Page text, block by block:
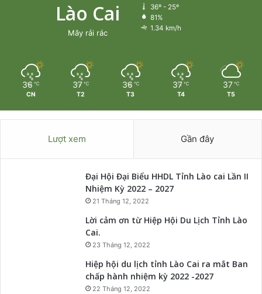
Lào Cai
Mây rải rác
36º - 25º
81%
1.34 km/h
36 ℃
CN
37 ℃
T2
36 ℃
T3
37 ℃
T4
37 ℃
T5
Lượt xem Gần đây
Đại Hội Đại Biểu HHDL Tỉnh Lào cai Lần II
Nhiệm Kỳ 2022 – 2027
21 Tháng 12, 2022
Lời cảm ơn từ Hiệp Hội Du Lịch Tỉnh Lào
Cai.
23 Tháng 12, 2022
Hiệp hội du lịch tỉnh Lào Cai ra mắt Ban
chấp hành nhiệm kỳ 2022 -2027
22 Tháng 12, 2022